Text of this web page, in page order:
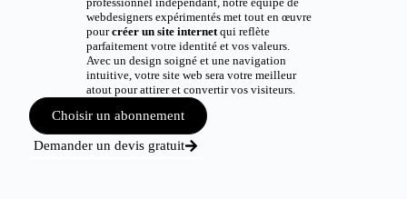
webdesigners expérimentés met tout en œuvre
pourcréer un site internetqui reflète
parfaitement votre identité et vos valeurs.
Avec un design soigné et une navigation
intuitive, votre site web sera votre meilleur
atout pour attirer et convertir vos visiteurs.
Choisir un abonnement
Demander un devis gratuit